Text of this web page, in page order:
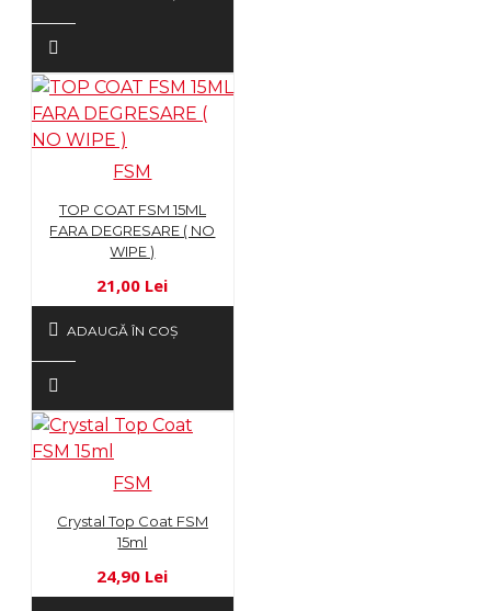
FSM
TOP COAT FSM 15ML
FARA DEGRESARE ( NO
WIPE )
21,00 Lei
ADAUGĂ ÎN COŞ
FSM
Crystal Top Coat FSM
15ml
24,90 Lei